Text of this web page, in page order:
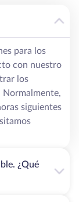
para los
con nuestro
los
Normalmente,
siguientes
¿Qué